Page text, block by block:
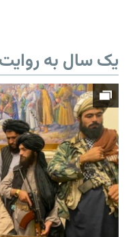
یک سال به